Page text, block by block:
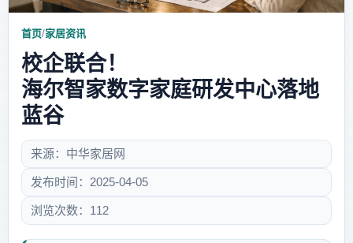
首页/家居资讯
校企联合！
海尔智家数字家庭研发中心落地
蓝谷
来源：中华家居网
发布时间：2025-04-05
浏览次数：112